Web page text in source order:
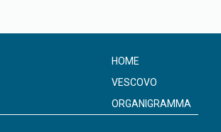
HOME
VESCOVO
ORGANIGRAMMA